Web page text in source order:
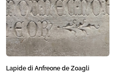
Lapide di Anfreone de Zoagli